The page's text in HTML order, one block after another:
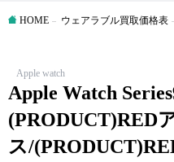
HOME ウェアラブル買取価格表
Apple watch
Apple Watch
(PRODUCT)RED
ス/